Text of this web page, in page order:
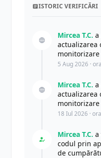
ISTORIC VERIFICĂRI
Mircea T.C. a
actualizarea
monitorizare
5 Aug 2026 ·
Mircea T.C. a
actualizarea
monitorizare
18 Iul 2026 ·
Mircea T.C. a
codul prin
de